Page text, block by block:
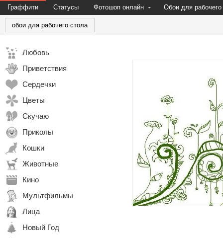
Граффити Статусы Фотошоп онлайн Обои для рабочего
обои для рабочего стола
Любовь
Приветствия
Сердечки
Цветы
Скучаю
Приколы
Кошки
Животные
Кино
Мультфильмы
Лица
Новый Год